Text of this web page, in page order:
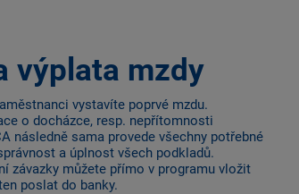
výplata mzdy
vystavíte poprvé mzdu.
o docházce, resp. nepřítomnosti
následně sama provede všechny potřebné
a úplnost všech podkladů.
závazky můžete přímo v programu vložit
poslat do banky.